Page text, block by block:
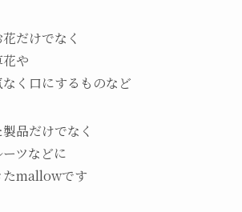
だけでなく
や
く口にするものなど
品だけでなく
ツなどに
たmallowです